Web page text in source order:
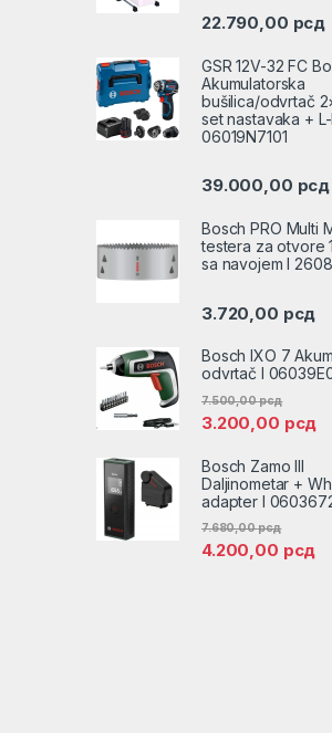
22.790,00 рсд
GSR 12V-32 FC
Akumulatorska
bušilica/odvrtač
set nastavaka +
06019N7101
39.000,00 рсд
Bosch PRO Multi
testera za otvore
sa navojem l
3.720,00 рсд
Bosch IXO 7
odvrtač l
3.200,00 рсд
7.500,00рсд
Bosch Zamo III
Daljinometar +
adapter l
4.200,00 рсд
7.680,00рсд